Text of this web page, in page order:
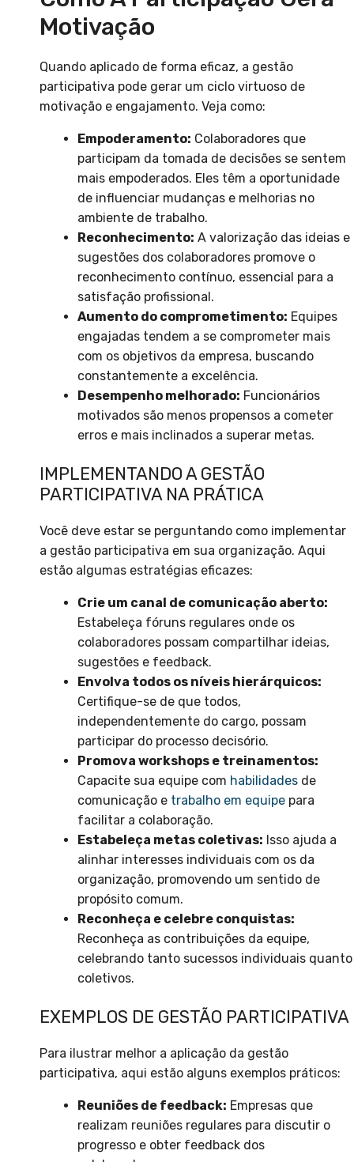
Motivação
Quando aplicado de forma eficaz, a gestão
participativa pode gerar um ciclo virtuoso de
motivação e engajamento. Veja como:
Empoderamento: Colaboradores que
participam da tomada de decisões se sentem
mais empoderados. Eles têm a oportunidade
de influenciar mudanças e melhorias no
ambiente de trabalho.
Reconhecimento: A valorização das ideias e
sugestões dos colaboradores promove o
reconhecimento contínuo, essencial para a
satisfação profissional.
Aumento do comprometimento: Equipes
engajadas tendem a se comprometer mais
com os objetivos da empresa, buscando
constantemente a excelência.
Desempenho melhorado: Funcionários
motivados são menos propensos a cometer
erros e mais inclinados a superar metas.
IMPLEMENTANDO A GESTÃO
PARTICIPATIVA NA PRÁTICA
Você deve estar se perguntando como implementar
a gestão participativa em sua organização. Aqui
estão algumas estratégias eficazes:
Crie um canal de comunicação aberto:
Estabeleça fóruns regulares onde os
colaboradores possam compartilhar ideias,
sugestões e feedback.
Envolva todos os níveis hierárquicos:
Certifique-se de que todos,
independentemente do cargo, possam
participar do processo decisório.
Promova workshops e treinamentos:
Capacite sua equipe com habilidades de
comunicação e trabalho em equipe para
facilitar a colaboração.
Estabeleça metas coletivas: Isso ajuda a
alinhar interesses individuais com os da
organização, promovendo um sentido de
propósito comum.
Reconheça e celebre conquistas:
Reconheça as contribuições da equipe,
celebrando tanto sucessos individuais quanto
coletivos.
EXEMPLOS DE GESTÃO PARTICIPATIVA
Para ilustrar melhor a aplicação da gestão
participativa, aqui estão alguns exemplos práticos:
Reuniões de feedback: Empresas que
realizam reuniões regulares para discutir o
progresso e obter feedback dos